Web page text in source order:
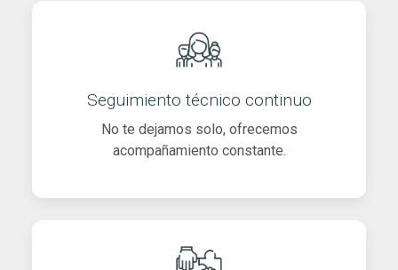
Seguimiento técnico continuo
No te dejamos solo, ofrecemos
acompañamiento constante.